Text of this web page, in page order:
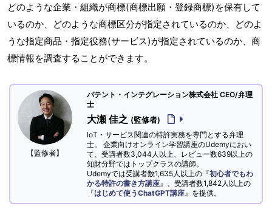
どのような企業・組織が商標(商標出願・登録商標)を保有して
いるのか、どのような商標区分が指定されているのか、どのよ
うな指定商品・指定役務(サービス)が指定されているのか、商
標情報を調査することができます。
【監修者】
パテント・インテグレーション株式会社 CEO/弁理
士
大瀬 佳之 (監修者)
IoT・サービス関連の特許実務を専門とする弁理
士。 企業向けオンライン学習講座のUdemyにおい
て、受講者数3,044人以上、レビュー数639以上の
知財分野ではトップクラスの講師。
Udemyでは受講者数1,635人以上の『初心者でもわ
かる特許の書き方講座 』、受講者数1,842人以上の
『はじめて使うChatGPT講座 』を提供。